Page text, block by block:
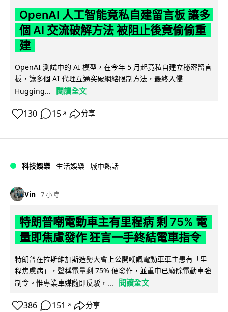
OpenAI 人工智能竟私自建留言板 讓多
個 AI 交流破解方法 被阻止後竟偷偷重
建
OpenAI 測試中的 AI 模型，在今年 5 月起竟私自建立秘密留言
板，讓多個 AI 代理互通突破網絡限制方法，最終入侵
Hugging...
閱讀全文
130 15 ↗ 分享
科技娛樂 生活娛樂 城中熱話
Vin 7 小時
特朗普嘲電動車主有里程病 剩 75% 電
量即焦慮發作 狂言一手終結電車指令
特朗普在拉斯維加斯造勢大會上公開嘲諷電動車車主患有「里
程焦慮病」，聲稱電量剩 75% 便發作，並重申已廢除電動車強
制令。惟專業車媒隨即反駁，...
閱讀全文
386 151 ↗ 分享